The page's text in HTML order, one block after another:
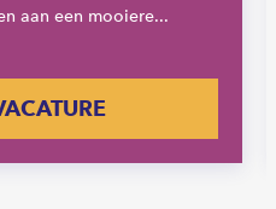
aan een mooiere...